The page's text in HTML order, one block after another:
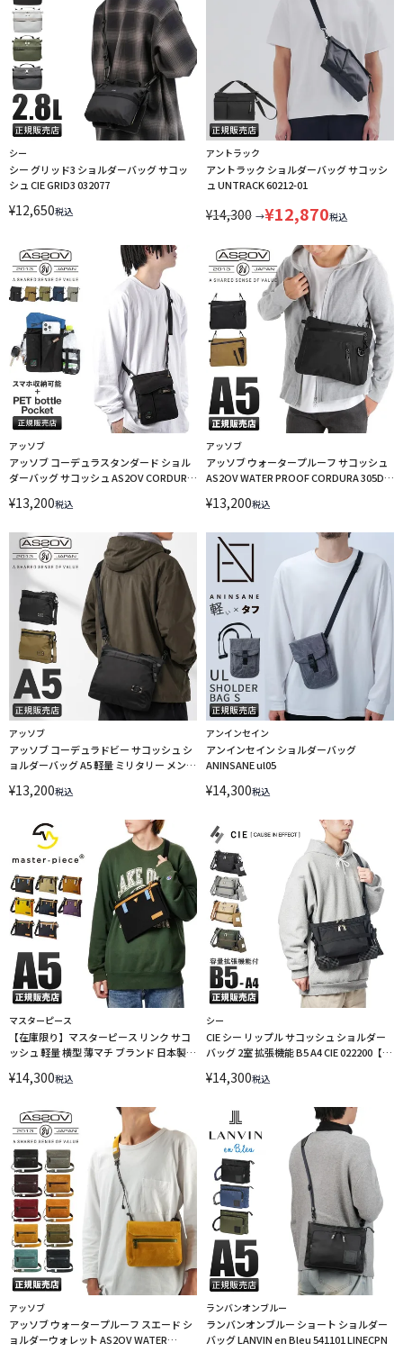
シー
シー グリッド3 ショルダーバッグ サコッ
シュ CIE GRID3 032077
¥12,650税込
アントラック
アントラック ショルダーバッグ サコッシ
ュ UNTRACK 60212-01
¥14,300 →¥12,870税込
アッソブ
アッソブ コーデュラスタンダード ショル
ダーバッグ サコッシュ AS2OV CORDURA
¥13,200税込
アッソブ
アッソブ ウォータープルーフ サコッシュ
AS2OV WATER PROOF CORDURA 305D
¥13,200税込
アッソブ
アッソブ コーデュラドビー サコッシュ シ
ョルダーバッグ A5 軽量 ミリタリー メンズ
¥13,200税込
アンインセイン
アンインセイン ショルダーバッグ
ANINSANE ul05
¥14,300税込
マスターピース
【在庫限り】マスターピース リンク サコ
ッシュ 軽量 横型 薄マチ ブランド 日本製
¥14,300税込
シー
CIE シー リップル サコッシュ ショルダー
バッグ 2室 拡張機能 B5 A4 CIE 022200【在
¥14,300税込
アッソブ
アッソブ ウォータープルーフ スエード シ
ョルダーウォレット AS2OV WATER
ランバンオンブルー
ランバンオンブルー ショート ショルダー
バッグ LANVIN en Bleu 541101 LINECPN